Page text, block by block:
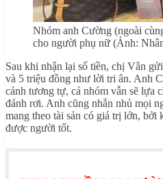
Nhóm anh Cường (ngoài
cho người phụ nữ (Ảnh:
Sau khi nhận lại số tiền, chị Vân
và 5 triệu đồng như lời tri ân. Anh
cảnh tương tự, cả nhóm vẫn sẽ lựa
đánh rơi. Anh cũng nhắn nhủ mọi
mang theo tài sản có giá trị lớn, bởi
được người tốt.